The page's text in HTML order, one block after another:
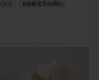
ンド
日米文化の違い